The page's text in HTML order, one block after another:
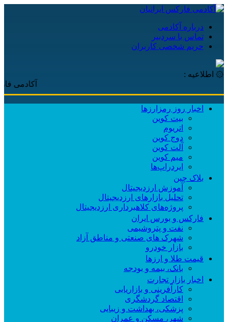
درباره آکادمی
تماس با سردبیر
حریم شخصی کاربران
۞ اطلاعیه :
آکادمی فارکس
اخبار روز رمزارزها
بیت کوین
اتریوم
دوج کوین
آلت کوین
میم کوین‌
ایردراپ‌ها
بلاک چین
آموزش ارزدیجیتال
تحلیل بازارهای ارزدیجیتال
پروژه‌های کلاهبرداری ارزدیجیتال
فارکس و بورس ایران
نفت و پتروشیمی
شهرک های صنعتی و مناطق آزاد
بازار خودرو
قیمت طلا و ارزها
بانک، بیمه و بودجه
اخبار بازار تجارت
کارآفرینی و بازاریابی
اقتصاد گردشگری
پزشکی، بهداشت و زیبایی
شهر، مسکن و عمران